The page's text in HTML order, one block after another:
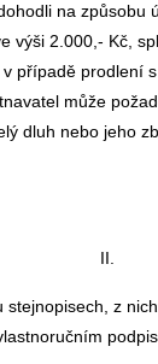
na
výši 2.000,- Kč,
případě prodlení
může
dluh nebo jeho
II.
stejnopisech, z